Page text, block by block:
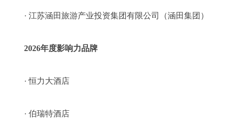
· 江苏涵田旅游产业投资集团有限公司（涵田集团）
2026年度影响力品牌
· 恒力大酒店
· 伯瑞特酒店